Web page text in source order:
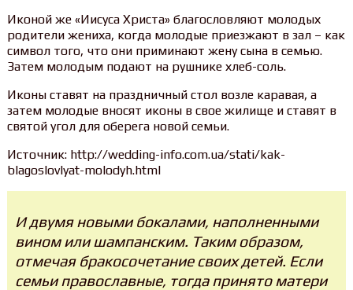
Иконой же «Иисуса Христа» благословляют молодых
родители жениха, когда молодые приезжают в зал – как
символ того, что они приминают жену сына в семью.
Затем молодым подают на рушнике хлеб-соль.
Иконы ставят на праздничный стол возле каравая, а
затем молодые вносят иконы в свое жилище и ставят в
святой угол для оберега новой семьи.
Источник: http://wedding-info.com.ua/stati/kak-
blagoslovlyat-molodyh.html
И двумя новыми бокалами, наполненными
вином или шампанским. Таким образом,
отмечая бракосочетание своих детей. Если
семьи православные, тогда принято матери